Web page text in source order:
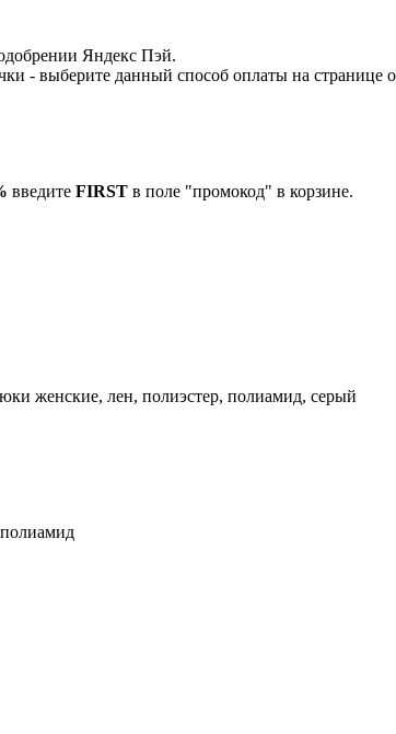
Яндекс Пэй.
- выберите данный способ оплаты на странице
введите FIRST в поле "промокод" в корзине.
женские, лен, полиэстер, полиамид, серый